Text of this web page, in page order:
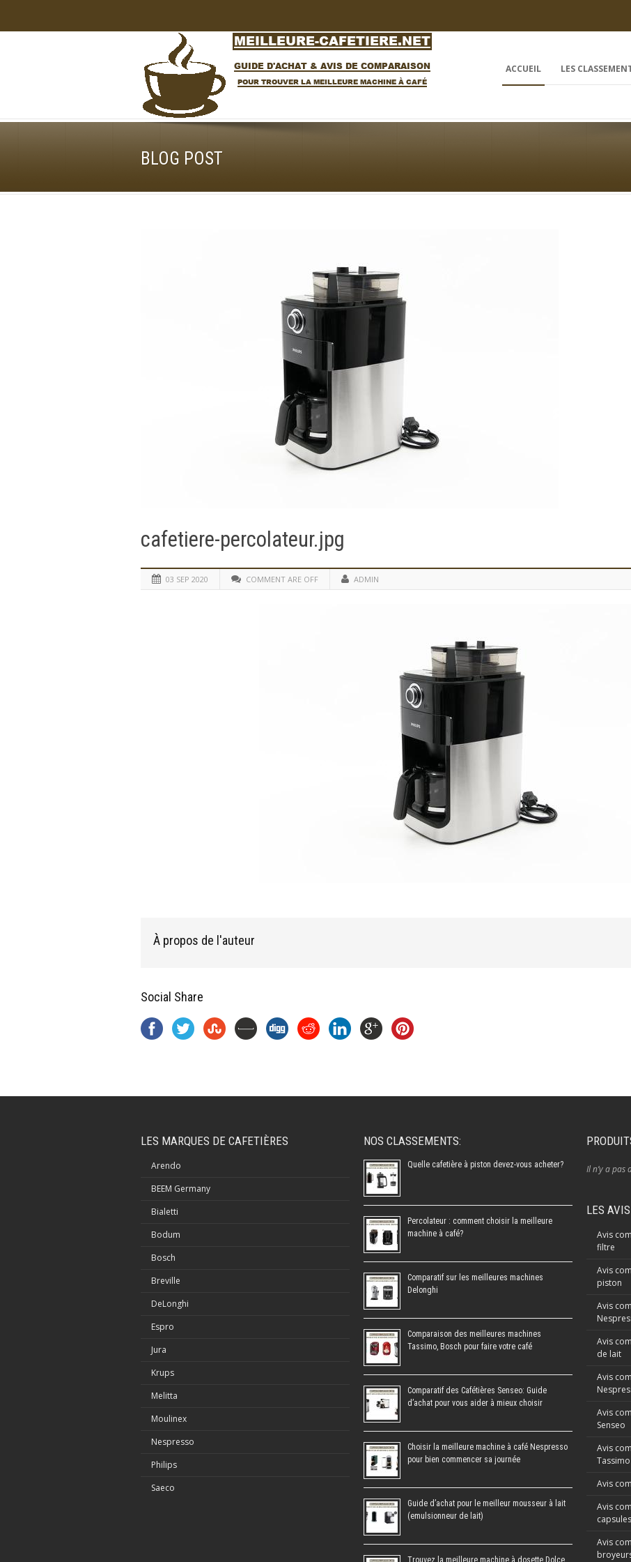
ACCUEIL LES
BLOG POST
cafetiere-percolateur.jpg
03 SEP 2020 COMMENT ARE OFF ADMIN
À propos de l'auteur
Social Share
LES MARQUES DE CAFETIÈRES
Arendo
BEEM Germany
Bialetti
Bodum
Bosch
Breville
DeLonghi
Espro
Jura
Krups
Melitta
Moulinex
Nespresso
Philips
Saeco
NOS CLASSEMENTS:
Quelle cafetière à piston devez-vous acheter?
Percolateur : comment choisir la meilleure
machine à café?
Comparatif sur les meilleures machines
Delonghi
Comparaison des meilleures machines
Tassimo, Bosch pour faire votre café
Comparatif des Cafétières Senseo: Guide
d’achat pour vous aider à mieux choisir
Choisir la meilleure machine à café Nespresso
pour bien commencer sa journée
Guide d’achat pour le meilleur mousseur à lait
(emulsionneur de lait)
Trouvez la meilleure machine à dosette Dolce
Il n’y a pas
LES AVIS
Avis
filtre
Avis
piston
Avis
Avis
de lait
Avis
Avis
Senseo
Avis
Tassimo
Avis
Avis
capsules
Avis